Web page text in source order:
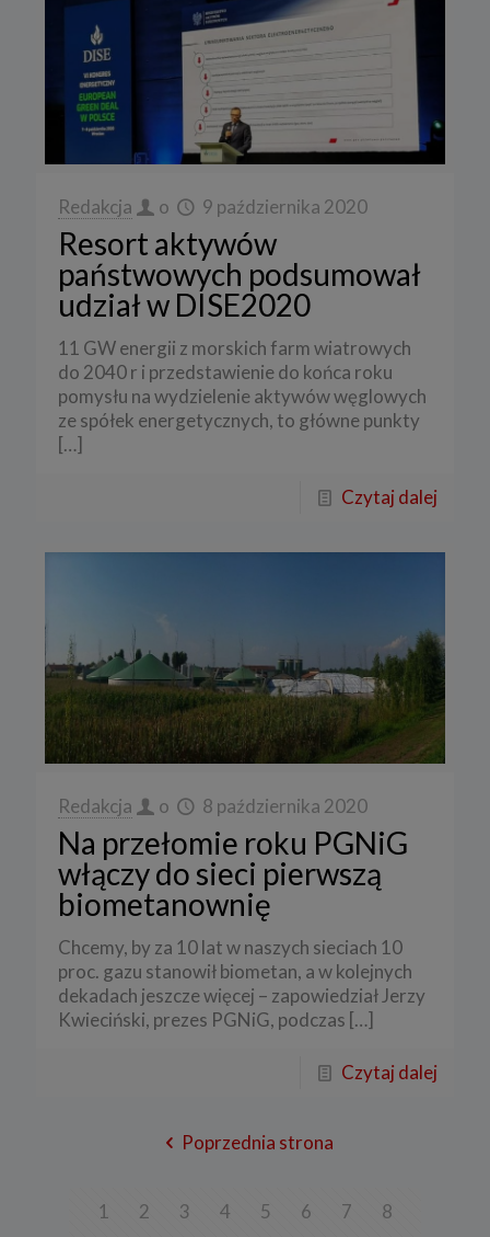
Redakcja o 9 października 2020
Resort aktywów
państwowych podsumował
udział w DISE2020
11 GW energii z morskich farm wiatrowych
do 2040 r i przedstawienie do końca roku
pomysłu na wydzielenie aktywów węglowych
ze spółek energetycznych, to główne punkty
[…]
Czytaj dalej
Redakcja o 8 października 2020
Na przełomie roku PGNiG
włączy do sieci pierwszą
biometanownię
Chcemy, by za 10 lat w naszych sieciach 10
proc. gazu stanowił biometan, a w kolejnych
dekadach jeszcze więcej – zapowiedział Jerzy
Kwieciński, prezes PGNiG, podczas […]
Czytaj dalej
Poprzednia strona
1 2 3 4 5 6 7 8